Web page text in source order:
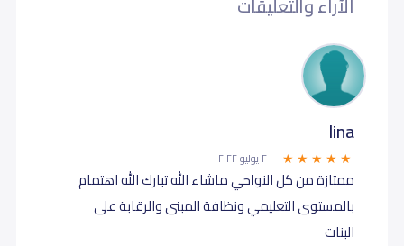
الآراء والتعليقات
lina
٢ يوليو ٢٠٢٢
ممتازة من كل النواحي ماشاء الله تبارك الله اهتمام
بالمستوى التعليمي ونظافة المبنى والرقابة على
البنات